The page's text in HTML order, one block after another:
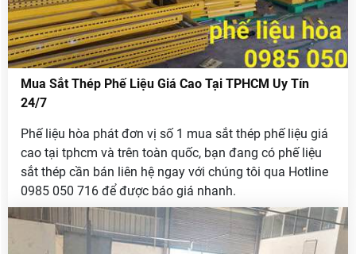
Mua Sắt Thép Phế Liệu Giá Cao Tại TPHCM Uy Tín
24/7
Phế liệu hòa phát đơn vị số 1 mua sắt thép phế liệu giá
cao tại tphcm và trên toàn quốc, bạn đang có phế liệu
sắt thép cần bán liên hệ ngay với chúng tôi qua Hotline
0985 050 716 để được báo giá nhanh.